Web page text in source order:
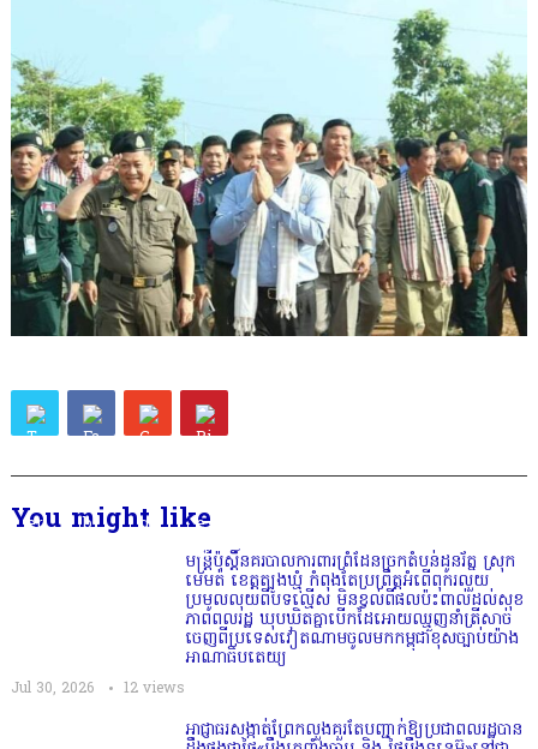
You might like
មន្ត្រីប៉ុស្តិ៍នគរបាលការពារព្រំដែនច្រកតំបន់ដូនរ័ត្ន ស្រុក
មេមត់ ខេត្តត្បូងឃ្មុំ កំពុងតែប្រព្រឹត្តអំពើពុករលួយ
ប្រមូលលុយពីបទល្មើស មិនខ្វល់ពីផលប៉ះពាល់ដល់សុខ
ភាពពលរដ្ឋ ឃុបឃិតគ្នាបើកដៃអោយឈ្មួញនាំត្រីសាច់
ចេញពីប្រទេសវៀតណាមចូលមកកម្ពុជាខុសច្បាប់យ៉ាង
អាណាធិបតេយ្យ
Jul 30, 2026 12views
អាជ្ញាធរសង្កាត់ព្រែកលួងគួរតែបញ្ជាក់ឱ្យប្រជាពលរដ្ឋបាន